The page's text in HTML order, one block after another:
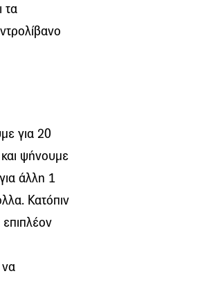
τα
για 20
ψήνουμε
άλλη 1
Κατόπιν